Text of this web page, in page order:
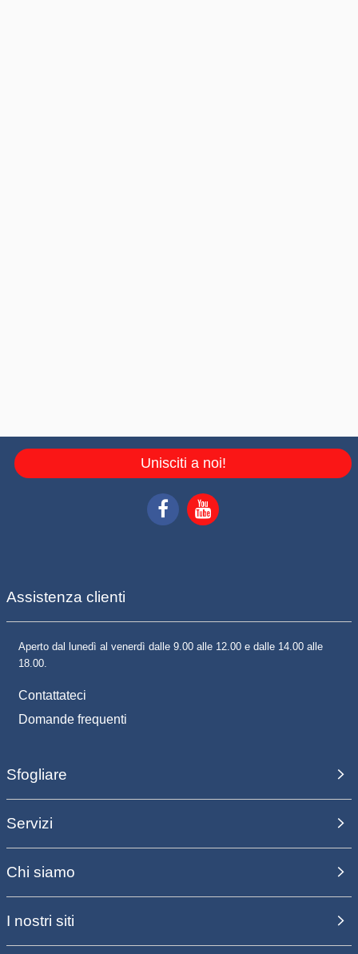
Unisciti a noi!
Assistenza clienti
Aperto dal lunedì al venerdì dalle 9.00 alle 12.00 e dalle 14.00 alle
18.00.
Contattateci
Domande frequenti
Sfogliare
Servizi
Chi siamo
I nostri siti